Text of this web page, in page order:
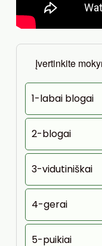
Įvertinkite
1-labai blogai
2-blogai
3-vidutiniškai
4-gerai
5-puikiai